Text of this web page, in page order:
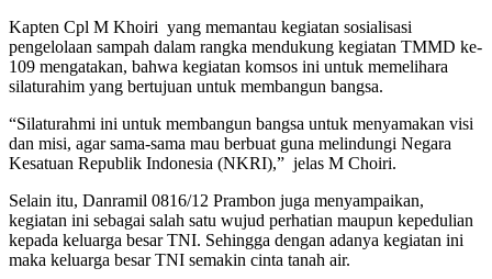
Kapten Cpl M Khoiri yang memantau kegiatan sosialisasi
pengelolaan sampah dalam rangka mendukung kegiatan TMMD ke-
109 mengatakan, bahwa kegiatan komsos ini untuk memelihara
silaturahim yang bertujuan untuk membangun bangsa.
“Silaturahmi ini untuk membangun bangsa untuk menyamakan visi
dan misi, agar sama-sama mau berbuat guna melindungi Negara
Kesatuan Republik Indonesia (NKRI),” jelas M Choiri.
Selain itu, Danramil 0816/12 Prambon juga menyampaikan,
kegiatan ini sebagai salah satu wujud perhatian maupun kepedulian
kepada keluarga besar TNI. Sehingga dengan adanya kegiatan ini
maka keluarga besar TNI semakin cinta tanah air.